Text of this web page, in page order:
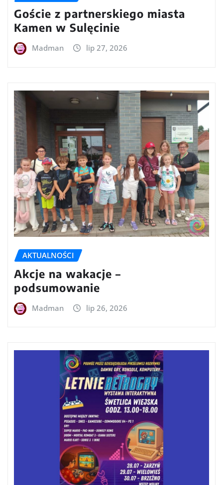
Goście z partnerskiego miasta
Kamen w Sulęcinie
Madman lip 27, 2026
AKTUALNOŚCI
Akcje na wakacje –
podsumowanie
Madman lip 26, 2026